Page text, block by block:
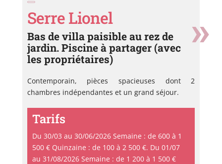
Serre Lionel
Bas de villa paisible au rez de
jardin. Piscine à partager (avec
les propriétaires)
Contemporain, pièces spacieuses dont 2
chambres indépendantes et un grand séjour.
Tarifs
Du 30/03 au 30/06/2026 Semaine : de 600 à 1
500 € Quinzaine : de 100 à 2 500 €. Du 01/07
au 31/08/2026 Semaine : de 1 200 à 1 500 €